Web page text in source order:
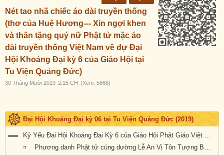
Nét tao nhã chiếc áo dài truyền thống
(thơ của Huệ Hương--- Xin ngợi khen
và thân tặng quý nữ Phật tử mặc áo
dài truyền thống Việt Nam về dự Đại
Hội Khoáng Đại kỳ 6 của Giáo Hội tại
Tu Viện Quảng Đức)
30 Tháng Mười 2019 2:15 CH (Xem: 5868)
Đại Hội Khoáng Đại kỳ 06 tại Tu Viện Quảng Đức (2019)
Kỷ Yếu Đại Hội Khoáng Đại Kỳ 6 của Giáo Hội Phật Giáo Việt Nam Thống Nhất Hải Ngoại tại Úc Đại Lợi-Tân Tây Lan
Phương danh Phật tử cúng dường Lễ An Vị Tôn Tượng Bồ Tát Địa Tạng, Quan Âm & Đại Hội Kỳ 6 tại Tu Viện Quảng Đức